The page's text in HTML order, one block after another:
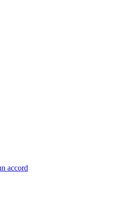
accord